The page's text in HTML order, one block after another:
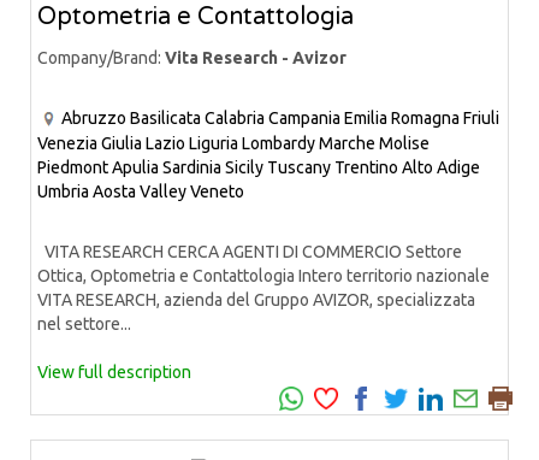
Optometria e Contattologia
Company/Brand: Vita Research - Avizor
Abruzzo Basilicata Calabria Campania Emilia Romagna Friuli
Venezia Giulia Lazio Liguria LombardyMarche Molise
PiedmontApulia Sardinia Sicily Tuscany Trentino Alto Adige
Umbria Aosta ValleyVeneto
VITA RESEARCH CERCA AGENTI DI COMMERCIO Settore
Ottica, Optometria e Contattologia Intero territorio nazionale
VITA RESEARCH, azienda del Gruppo AVIZOR, specializzata
nel settore...
View full description